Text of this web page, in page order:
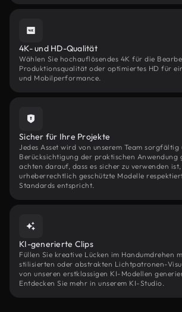
4K- und HD-Qualität
Wählen Sie hochauflösendes 4K für die
Produktionsqualität oder optimiertes HD für
und Mobilperformance.
Sicher für Ihre Projekte
Jedes Asset wird von unserem Team sorgfältig
Berücksichtigung der praktischen Anwendung
achten darauf, dass es sicher zu verwenden
urheberrechtlich geschützte Modelle
Standards entspricht.
KI-generierte Clips
Füllen Sie kreative Lücken im Handumdrehen
stilisierten oder abstrakten Lichtpatronen-
von unseren erstklassigen KI-Modellen
Entdecken Sie mehr in unserem KI-Studio.